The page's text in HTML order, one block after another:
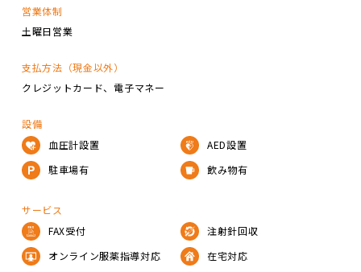
営業体制
土曜日営業
支払方法（現金以外）
クレジットカード
電子マネー
設備
血圧計設置
AED設置
駐車場有
飲み物有
サービス
FAX受付
注射針回収
オンライン服薬指導対応
在宅対応